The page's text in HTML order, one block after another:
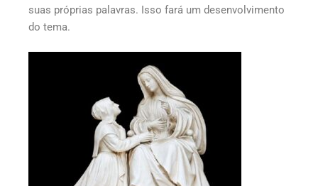
suas próprias palavras. Isso fará um desenvolvimento
do tema.